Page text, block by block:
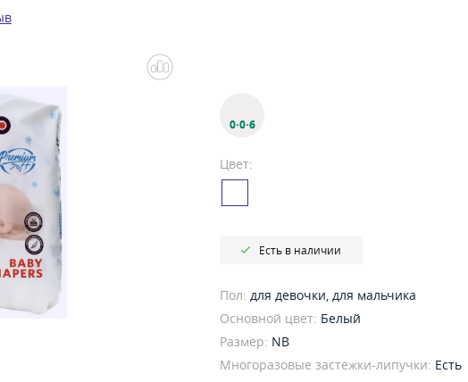
0·0·6
Цвет:
Есть в наличии
Пол: для девочки, для мальчика
Основной цвет: Белый
Размер: NB
Многоразовые застежки-липучки: Есть